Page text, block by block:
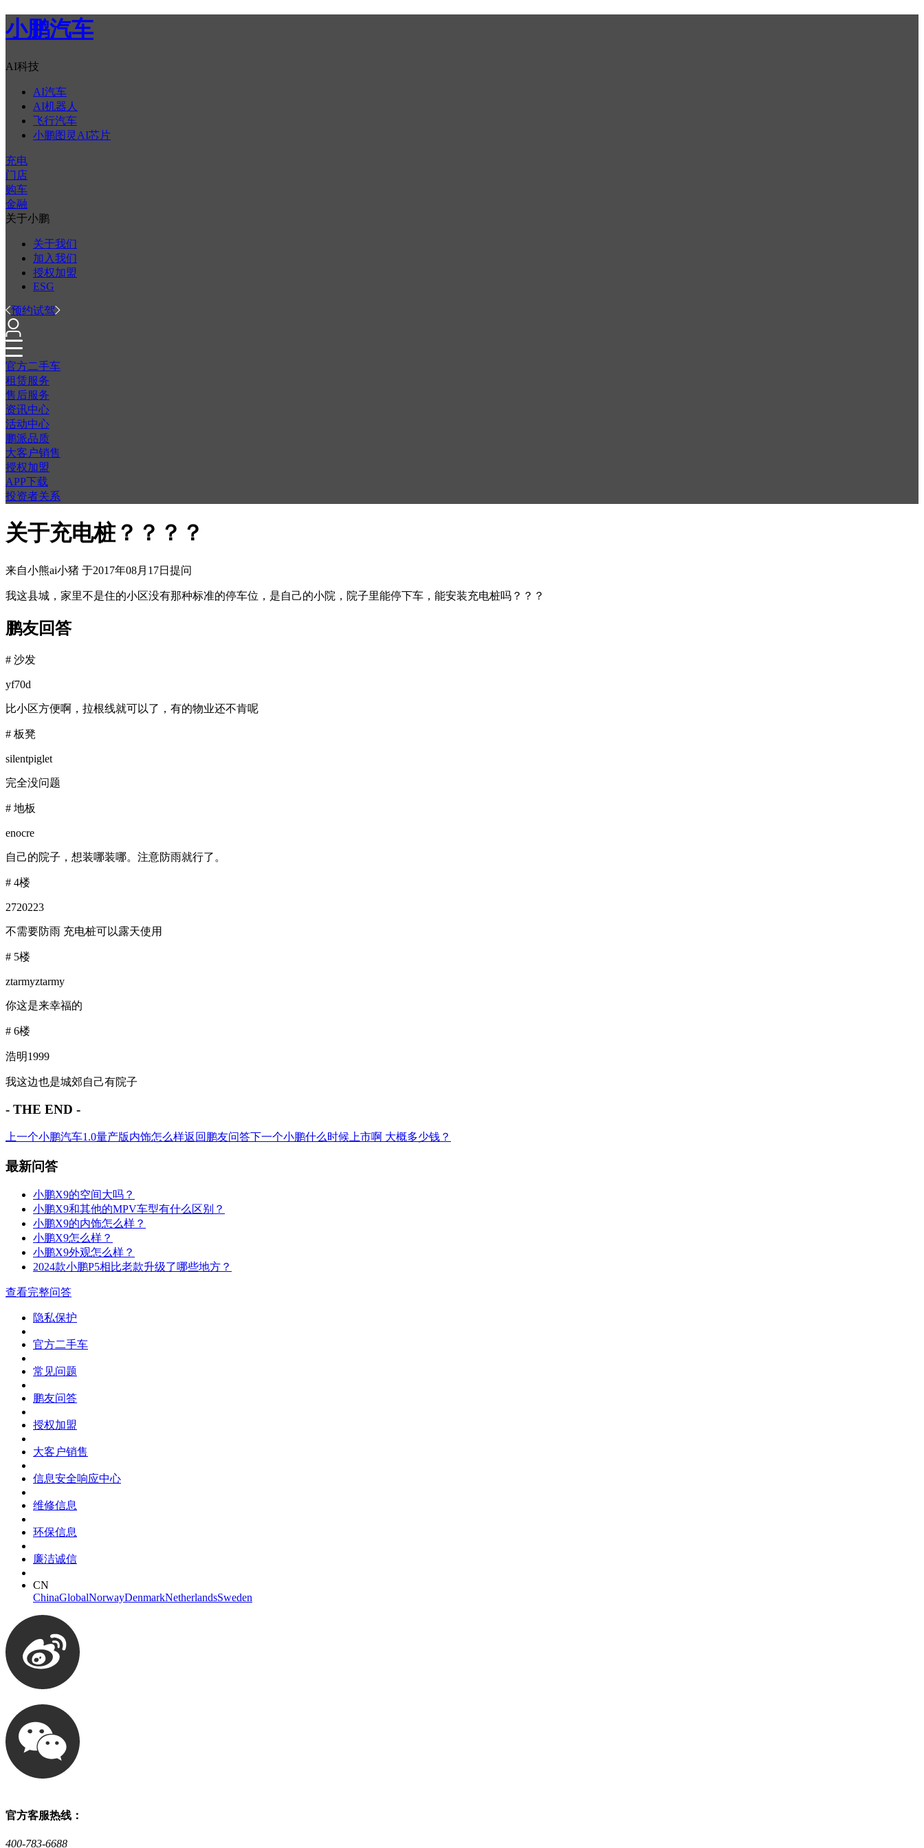
小鹏汽车
AI科技
AI汽车
AI机器人
飞行汽车
小鹏图灵AI芯片
充电
门店
购车
金融
关于小鹏
关于我们
加入我们
授权加盟
ESG
预约试驾
官方二手车
租赁服务
售后服务
资讯中心
活动中心
鹏派品质
大客户销售
授权加盟
APP下载
投资者关系
关于充电桩？？？？
来自小熊ai小猪 于2017年08月17日 提问
我这县城，家里不是住的小区没有那种标准的停车位，是自己的小院，院子里能停下车，能安装充电桩吗？？？
鹏友回答
# 沙发
yf70d
比小区方便啊，拉根线就可以了，有的物业还不肯呢
# 板凳
silentpiglet
完全没问题
# 地板
enocre
自己的院子，想装哪装哪。注意防雨就行了。
# 4楼
2720223
不需要防雨 充电桩可以露天使用
# 5楼
ztarmyztarmy
你这是来幸福的
# 6楼
浩明1999
我这边也是城郊自己有院子
- THE END -
上一个小鹏汽车1.0量产版内饰怎么样返回 鹏友问答下一个小鹏什么时候上市啊 大概多少钱？
最新问答
小鹏X9的空间大吗？
小鹏X9和其他的MPV车型有什么区别？
小鹏X9的内饰怎么样？
小鹏X9怎么样？
小鹏X9外观怎么样？
2024款小鹏P5相比老款升级了哪些地方？
查看完整问答
隐私保护
官方二手车
常见问题
鹏友问答
授权加盟
大客户销售
信息安全响应中心
维修信息
环保信息
廉洁诚信
CN
ChinaGlobalNorwayDenmarkNetherlandsSweden
官方客服热线：
400-783-6688